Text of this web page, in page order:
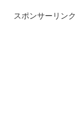
スポンサーリンク